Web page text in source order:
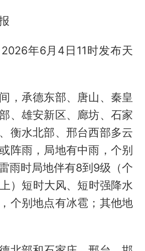
年6月4日11时发布天
，承德东部、唐山、秦皇
、雄安新区、廊坊、石家
衡水北部、邢台西部多云
阵雨，局地有中雨，个别
雨时局地伴有8到9级（个
）短时大风、短时强降水
个别地点有冰雹；其他地